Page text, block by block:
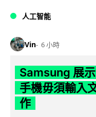
人工智能
Vin 6 小時
Samsung 展
手機毋須輸入
作